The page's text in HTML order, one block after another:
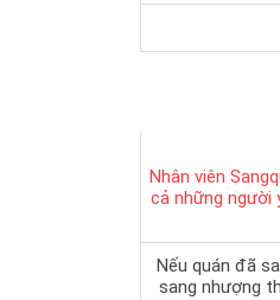
Nhân viên
cả những người
Nếu quán đã
sang nhượng